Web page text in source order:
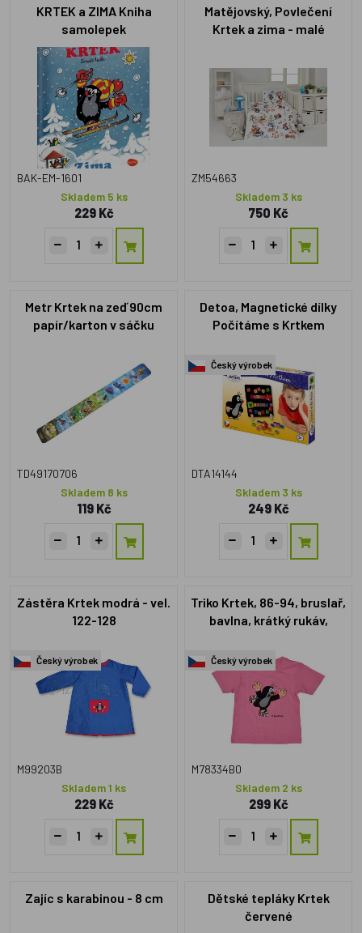
KRTEK a ZIMA Kniha
samolepek
BAK-EM-1601
Skladem 5 ks
229 Kč
Matějovský, Povlečení
Krtek a zima - malé
ZM54663
Skladem 3 ks
750 Kč
Metr Krtek na zeď 90cm
papír/karton v sáčku
TD49170706
Skladem 8 ks
119 Kč
Detoa, Magnetické dílky
Počítáme s Krtkem
Český výrobek
DTA14144
Skladem 3 ks
249 Kč
Zástěra Krtek modrá - vel.
122-128
Český výrobek
M99203B
Skladem 1 ks
229 Kč
Triko Krtek, 86-94, bruslař,
bavlna, krátký rukáv,
Český výrobek
M78334B0
Skladem 2 ks
299 Kč
Zajíc s karabinou - 8 cm
Dětské tepláky Krtek
červené